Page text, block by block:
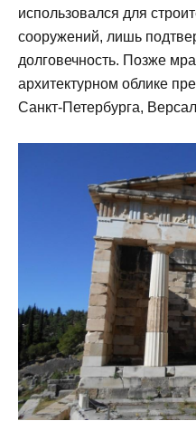
использовался для
сооружений, лишь
долговечность. Позже
архитектурном облике
Санкт-Петербурга,